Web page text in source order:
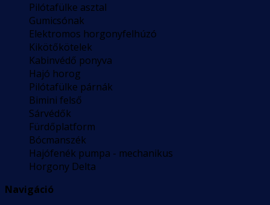
Pilótafülke asztal
Gumicsónak
Elektromos horgonyfelhúzó
Kikötőkötelek
Kabinvédő ponyva
Hajó horog
Pilótafülke párnák
Bimini felső
Sárvédők
Fürdőplatform
Bócmanszék
Hajófenék pumpa - mechanikus
Horgony Delta
Navigáció